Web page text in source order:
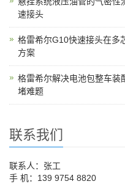
速接头
格雷希尔G10快速接头在多
方案
格雷希尔解决电池包整车装
堵难题
联系我们
联系人：张工
手 机：139 9754 8820